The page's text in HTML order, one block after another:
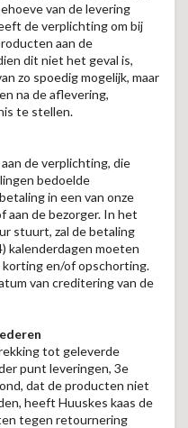
van de levering
de verplichting om bij
aan de
dit niet het geval is,
zo spoedig mogelijk, maar
na de aflevering,
te stellen.
de verplichting, die
bedoelde
in een van onze
aan de bezorger. In het
stuurt, zal de betaling
kalenderdagen moeten
korting en/of opschorting.
van creditering van de
tot geleverde
punt leveringen, 3e
dat de producten niet
heeft Huuskes kaas de
tegen retournering